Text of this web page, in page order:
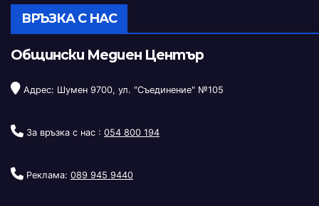
ВРЪЗКА С НАС
Общински Медиен Център
Адрес: Шумен 9700, ул. "Съединение" №105
За връзка с нас : 054 800 194
Реклама: 089 945 9440